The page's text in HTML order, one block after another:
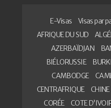
E-Visas Visas par
AFRIQUE DU SUD
AZERBAÏDJAN
BIÉLORUSSIE
CAMBODGE
CENTRAFRIQUE
CHINE
CORÉE
COTE